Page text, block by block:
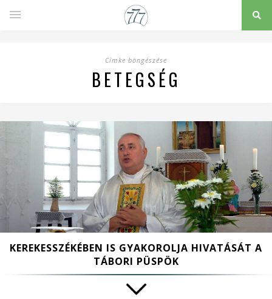
Címke böngészése
BETEGSÉG
KEREKESSZÉKÉBEN IS GYAKOROLJA HIVATÁSÁT A
TÁBORI PÜSPÖK